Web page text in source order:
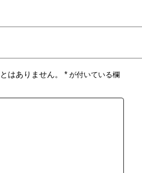
はありません。 * が付いている欄